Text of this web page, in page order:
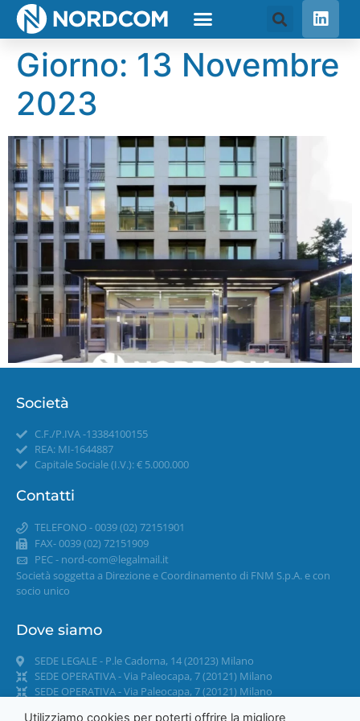
Giorno: 13 Novembre
2023
Società
C.F./P.IVA -13384100155
REA: MI-1644887
Capitale Sociale (I.V.): € 5.000.000
Contatti
TELEFONO - 0039 (02) 72151901
FAX- 0039 (02) 72151909
PEC - nord-com@legalmail.it
Società soggetta a Direzione e Coordinamento di FNM S.p.A. e con
socio unico
Dove siamo
SEDE LEGALE - P.le Cadorna, 14 (20123) Milano
SEDE OPERATIVA - Via Paleocapa, 7 (20121) Milano
SEDE OPERATIVA - Via Paleocapa, 7 (20121) Milano
Utilizziamo cookies per poterti offrire la migliore